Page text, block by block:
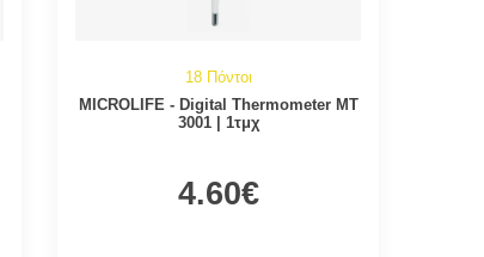
18 Πόντοι
MICROLIFE - Digital Thermometer MT
3001 | 1τμχ
4.60€